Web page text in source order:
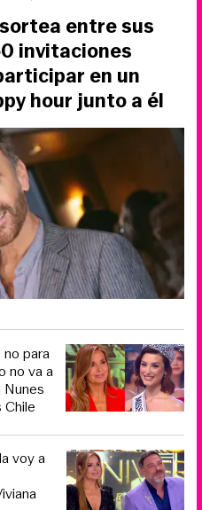
entre sus
invitaciones
en un
hour junto a él
no para
no va a
Nunes
voy a